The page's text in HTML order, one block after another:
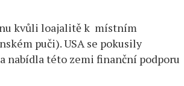
kvůli loajalitě k místním
puči). USA se pokusily
nabídla této zemi finanční podporu